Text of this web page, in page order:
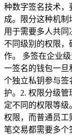
种数字签名技术，
成。限分这种机
用于需要多人共同
不同级别的权限
作。 多签在企业
一签名的钱包一旦
个独立私钥参与签
护。2. 权限分级
定不同的权限等
权限，而普通员工
笔交易都需要多个